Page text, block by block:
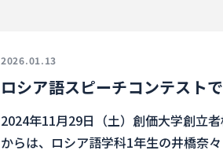
2026.01.13
ロシア語スピーチコンテスト
2024年11月29日（土）創価大学創立
からは、ロシア語学科1年生の井橋奈